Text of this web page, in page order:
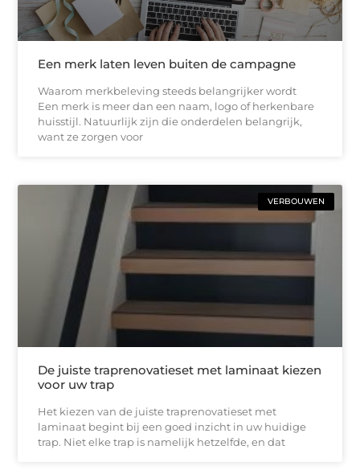
Een merk laten leven buiten de campagne
Waarom merkbeleving steeds belangrijker wordt
Een merk is meer dan een naam, logo of herkenbare
huisstijl. Natuurlijk zijn die onderdelen belangrijk,
want ze zorgen voor
VERBOUWEN
De juiste traprenovatieset met laminaat kiezen
voor uw trap
Het kiezen van de juiste traprenovatieset met
laminaat begint bij een goed inzicht in uw huidige
trap. Niet elke trap is namelijk hetzelfde, en dat